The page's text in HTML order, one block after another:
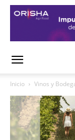
Inicio Vinos y